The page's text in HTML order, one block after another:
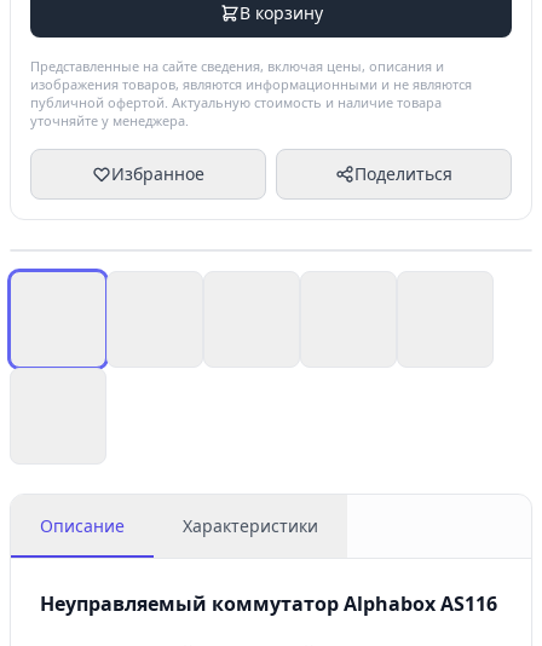
В корзину
Представленные на сайте сведения, включая цены, описания и
изображения товаров, являются информационными и не являются
публичной офертой. Актуальную стоимость и наличие товара
уточняйте у менеджера.
Избранное Поделиться
Описание Характеристики
Неуправляемый коммутатор Alphabox AS116